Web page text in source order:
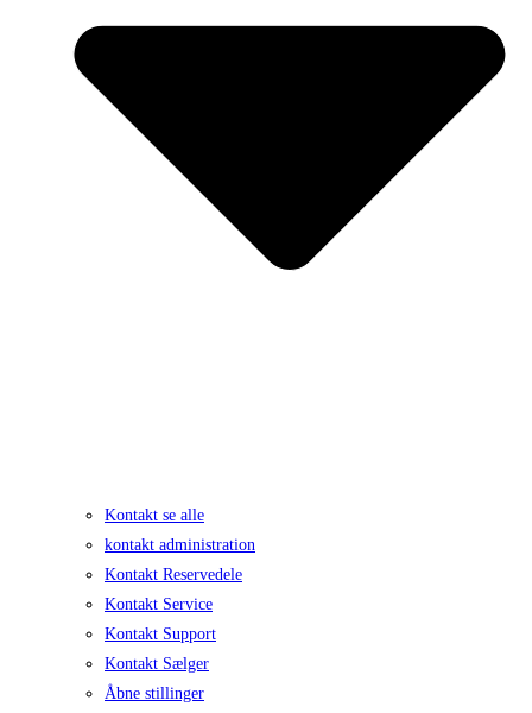
Kontakt se alle
kontakt administration
Kontakt Reservedele
Kontakt Service
Kontakt Support
Kontakt Sælger
Åbne stillinger